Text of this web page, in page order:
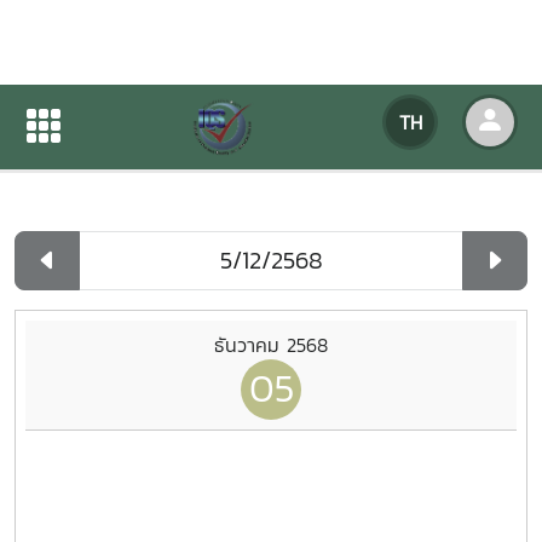
TH
ปฏิทินกิจกรรมของหน่วยงาน
ปฏิทินกิจกรรมของหน่วยงาน
ธันวาคม 2568
05